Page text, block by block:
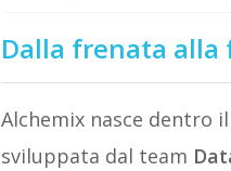
Dalla frenata
Alchemix nasce dentro il
sviluppata dal team